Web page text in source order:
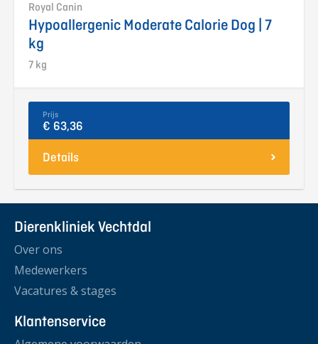
Royal Canin
Hypoallergenic Moderate Calorie Dog | 7
kg
7 kg
Prijs
€ 63,36
Details
Dierenkliniek Vechtdal
Over ons
Medewerkers
Vacatures & stages
Klantenservice